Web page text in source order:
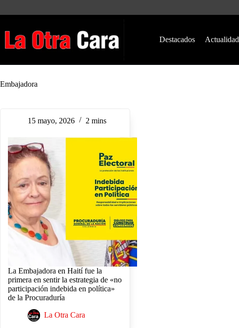
Destacados Actualidad
Embajadora
15 mayo, 2026 2 mins
La Embajadora en Haití fue la
primera en sentir la estrategia de «no
participación indebida en política»
de la Procuraduría
La Otra Cara